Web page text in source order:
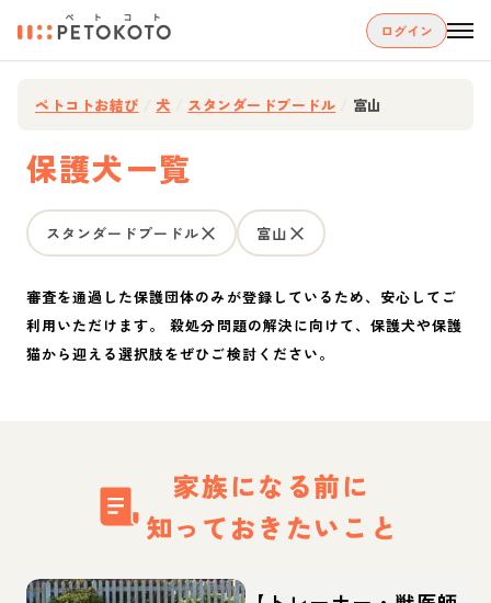
ログイン
ペトコトお結び 犬 スタンダードプードル 富山
保護犬一覧
スタンダードプードル 富山
審査を通過した保護団体のみが登録しているため、安心してご
利用いただけます。 殺処分問題の解決に向けて、保護犬や保護
猫から迎える選択肢をぜひご検討ください。
家族になる前に
知っておきたいこと